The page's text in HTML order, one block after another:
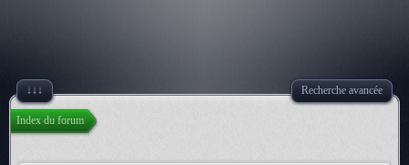
↓↓↓ Recherche avancée
Index du forum